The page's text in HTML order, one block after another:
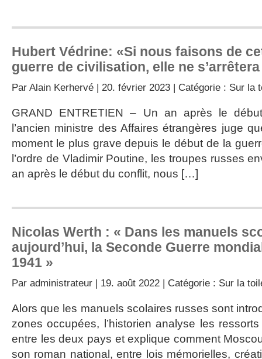
Hubert Védrine: «Si nous faisons de
guerre de civilisation, elle ne
Par Alain Kerhervé | 20. février 2023 | Catégorie : Sur la
GRAND ENTRETIEN – Un an après le
l’ancien ministre des Affaires étrangères juge
moment le plus grave depuis le début de la
l’ordre de Vladimir Poutine, les troupes russes
an après le début du conflit, nous […]
Nicolas Werth : « Dans les manuels
aujourd’hui, la Seconde Guerre
1941 »
Par administrateur | 19. août 2022 | Catégorie : Sur la
Alors que les manuels scolaires russes sont
zones occupées, l’historien analyse les
entre les deux pays et explique comment
son roman national, entre lois mémorielles,